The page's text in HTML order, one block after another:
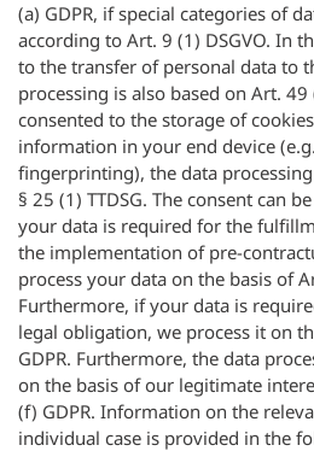
(a) GDPR, if special categories of
according to Art. 9 (1) DSGVO. In
to the transfer of personal data to
processing is also based on Art. 49
consented to the storage of
information in your end device
fingerprinting), the data
§ 25 (1) TTDSG. The consent can
your data is required for the
the implementation of pre-
process your data on the basis of
Furthermore, if your data is
legal obligation, we process it on
GDPR. Furthermore, the data
on the basis of our legitimate
(f) GDPR. Information on the
individual case is provided in the